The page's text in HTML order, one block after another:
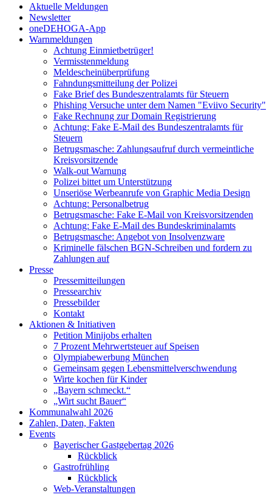
Aktuelle Meldungen
Newsletter
oneDEHOGA-App
Warnmeldungen
Achtung Einmietbetrüger!
Vermisstenmeldung
Meldescheinüberprüfung
Fahndungsmitteilung der Polizei
Fake Brief des Bundeszentralamts für Steuern
Phishing Versuche unter dem Namen "Eviivo Security"
Fake Rechnung zur Domain Registrierung
Achtung: Fake E-Mail des Bundeszentralamts für
Steuern
Betrugsmasche: Zahlungsaufruf durch vermeintliche
Kreisvorsitzende
Walk-out Warnung
Polizei bittet um Unterstützung
Unseriöse Werbeanrufe von Graphic Media Design
Achtung: Personalbetrug
Betrugsmasche: Fake E-Mail von Kreisvorsitzenden
Achtung: Fake E-Mail des Bundeskriminalamts
Betrugsmasche: Angebot von Insolvenzware
Kriminelle fälschen BGN-Schreiben und fordern zu
Zahlungen auf
Presse
Pressemitteilungen
Pressearchiv
Pressebilder
Kontakt
Aktionen & Initiativen
Petition Minijobs erhalten
7 Prozent Mehrwertsteuer auf Speisen
Olympiabewerbung München
Gemeinsam gegen Lebensmittelverschwendung
Wirte kochen für Kinder
„Bayern schmeckt.“
„Wirt sucht Bauer“
Kommunalwahl 2026
Zahlen, Daten, Fakten
Events
Bayerischer Gastgebertag 2026
Rückblick
Gastrofrühling
Rückblick
Web-Veranstaltungen